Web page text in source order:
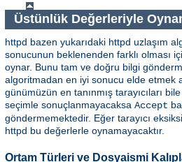
Üstünlük Değerleriyle
httpd bazen yukarıdaki httpd uzlaşım
sonucunun beklenenden farklı olması
oynar. Bunu tam ve doğru bilgi
algoritmadan en iyi sonucu elde etmek
günümüzün en tanınmış tarayıcıları
seçimle sonuçlanmayacaksa Accept
göndermemektedir. Eğer tarayıcı
httpd bu değerlerle oynamayacaktır.
Ortam Türleri ve Dosyaismi